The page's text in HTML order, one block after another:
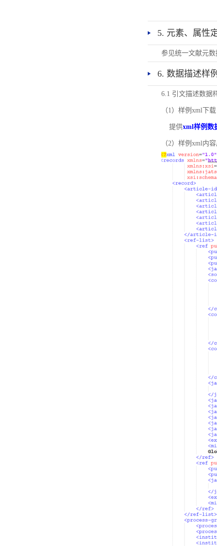
5. 元素、属性
参见统一文献元
6. 数据描述样
6.1 引文描述数据
（1）样例xml下载
提供xml样例数
（2）样例xml内